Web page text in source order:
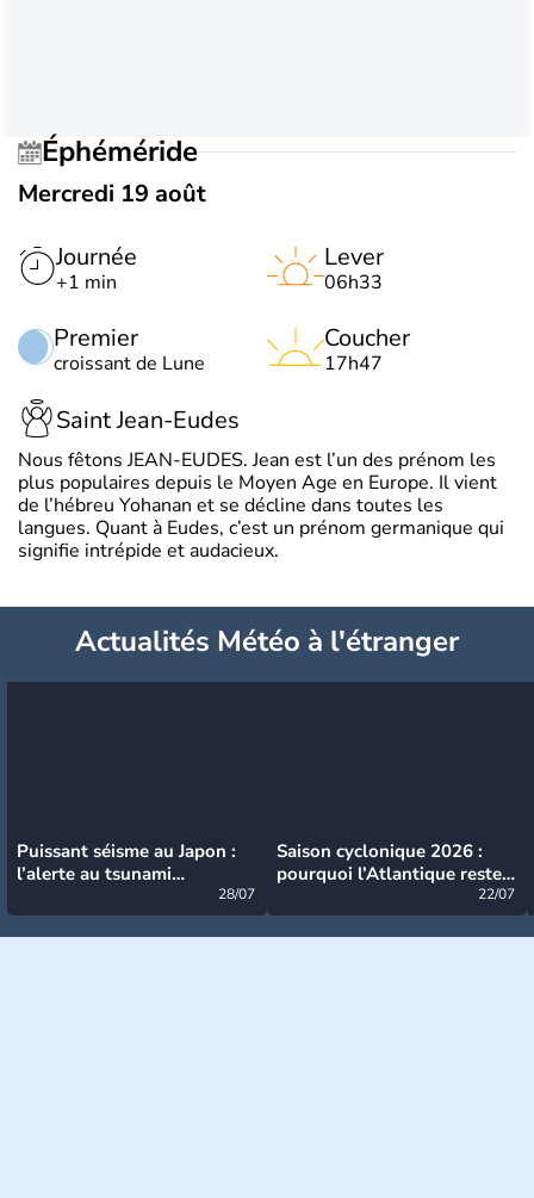
Éphéméride
Mercredi 19 août
Journée
+1 min
Premier
croissant de Lune
Lever
06h33
Coucher
17h47
Saint Jean-Eudes
Nous fêtons JEAN-EUDES. Jean est l’un des prénom les
plus populaires depuis le Moyen Age en Europe. Il vient
de l’hébreu Yohanan et se décline dans toutes les
langues. Quant à Eudes, c’est un prénom germanique qui
signifie intrépide et audacieux.
Actualités Météo à l'étranger
Puissant séisme au Japon :
l’alerte au tsunami
28/07
Saison cyclonique 2026 :
pourquoi l’Atlantique reste
22/07